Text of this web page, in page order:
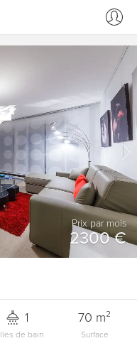
Prix ​​par mois
2300 €
de bain
1
Surface
70 m²